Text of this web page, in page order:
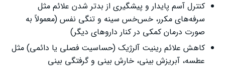
کنترل آسم پایدار و پیشگیری از بدتر شدن علائم مثل
سرفه‌های مکرر، خس‌خس سینه و تنگی نفس (معمولاً به
صورت درمان کمکی در کنار داروهای دیگر)
کاهش علائم رینیت آلرژیک (حساسیت فصلی یا دائمی) مثل
عطسه، آبریزش بینی، خارش بینی و گرفتگی بینی